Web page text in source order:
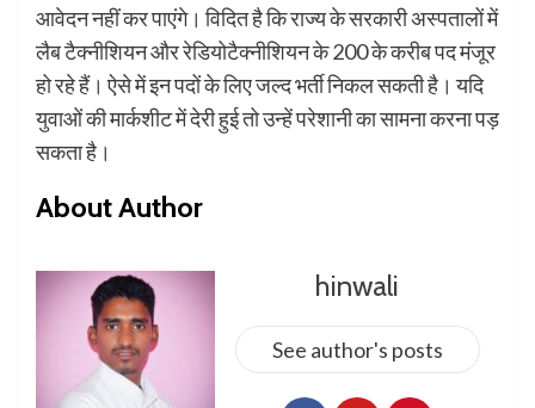
आवेदन नहीं कर पाएंगे। विदित है कि राज्य के सरकारी अस्पतालों में
लैब टैक्नीशियन और रेडियोटैक्नीशियन के 200 के करीब पद मंजूर
हो रहे हैं। ऐसे में इन पदों के लिए जल्द भर्ती निकल सकती है। यदि
युवाओं की मार्कशीट में देरी हुई तो उन्हें परेशानी का सामना करना पड़
सकता है।
About Author
hinwali
See author's posts